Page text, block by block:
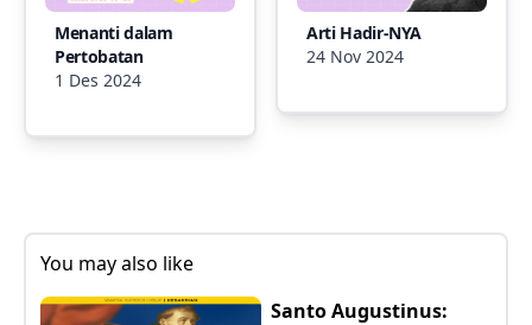
Menanti dalam
Pertobatan
1 Des 2024
Arti Hadir-NYA
24 Nov 2024
You may also like
Santo Augustinus: